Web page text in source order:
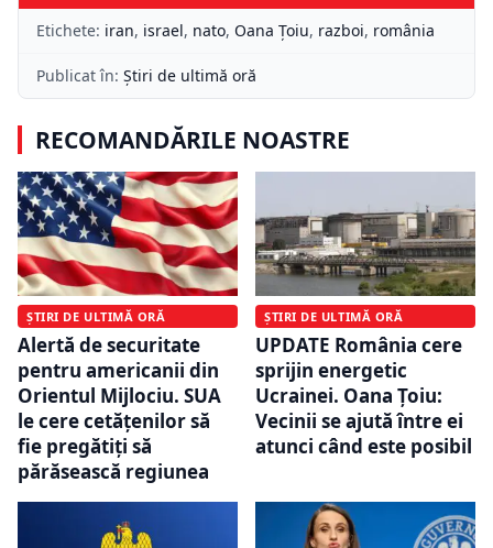
Etichete: iran, israel, nato, Oana Ţoiu, razboi, românia
Publicat în: Știri de ultimă oră
RECOMANDĂRILE NOASTRE
ȘTIRI DE ULTIMĂ ORĂ
Alertă de securitate
pentru americanii din
Orientul Mijlociu. SUA
le cere cetățenilor să
fie pregătiți să
părăsească regiunea
ȘTIRI DE ULTIMĂ ORĂ
UPDATE România cere
sprijin energetic
Ucrainei. Oana Țoiu:
Vecinii se ajută între ei
atunci când este posibil